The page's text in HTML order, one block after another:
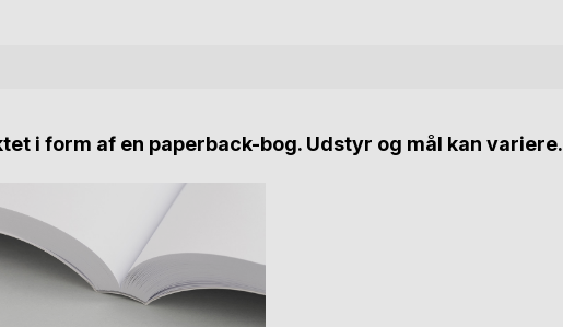
i form af en paperback-bog. Udstyr og mål kan variere.